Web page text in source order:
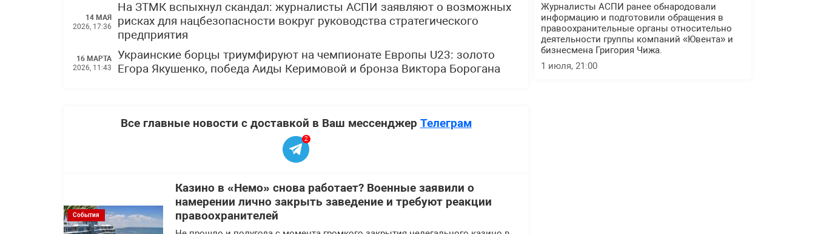
14 МАЯ
2026, 17:36
На ЗТМК вспыхнул скандал: журналисты АСПИ заявляют о возможных
рисках для нацбезопасности вокруг руководства стратегического
предприятия
16 МАРТА
2026, 11:43
Украинские борцы триумфируют на чемпионате Европы U23: золото
Егора Якушенко, победа Аиды Керимовой и бронза Виктора Борогана
Все главные новости с доставкой в Ваш мессенджер Телеграм
2
События
Казино в «Немо» снова работает? Военные заявили о
намерении лично закрыть заведение и требуют реакции
правоохранителей
Журналисты АСПИ ранее обнародовали
информацию и подготовили обращения в
правоохранительные органы относительно
деятельности группы компаний «Ювента» и
бизнесмена Григория Чижа.
1 июля, 21:00